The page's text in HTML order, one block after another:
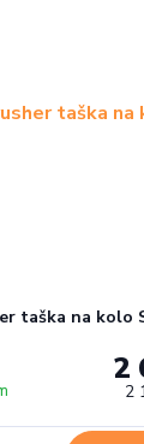
taška na kolo
2
2